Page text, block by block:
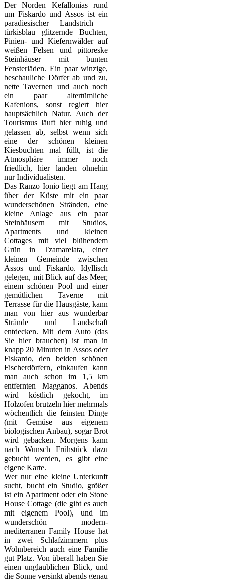
Der Norden Kefallonias rund
um Fiskardo und Assos ist ein
paradiesischer Landstrich –
türkisblau glitzernde Buchten,
Pinien- und Kiefernwälder auf
weißen Felsen und pittoreske
Steinhäuser mit bunten
Fensterläden. Ein paar winzige,
beschauliche Dörfer ab und zu,
nette Tavernen und auch noch
ein paar altertümliche
Kafenions, sonst regiert hier
hauptsächlich Natur. Auch der
Tourismus läuft hier ruhig und
gelassen ab, selbst wenn sich
eine der schönen kleinen
Kiesbuchten mal füllt, ist die
Atmosphäre immer noch
friedlich, hier landen ohnehin
nur Individualisten.
Das Ranzo Ionio liegt am Hang
über der Küste mit ein paar
wunderschönen Stränden, eine
kleine Anlage aus ein paar
Steinhäusern mit Studios,
Apartments und kleinen
Cottages mit viel blühendem
Grün in Tzamarelata, einer
kleinen Gemeinde zwischen
Assos und Fiskardo. Idyllisch
gelegen, mit Blick auf das Meer,
einem schönen Pool und einer
gemütlichen Taverne mit
Terrasse für die Hausgäste, kann
man von hier aus wunderbar
Strände und Landschaft
entdecken. Mit dem Auto (das
Sie hier brauchen) ist man in
knapp 20 Minuten in Assos oder
Fiskardo, den beiden schönen
Fischerdörfern, einkaufen kann
man auch schon im 1,5 km
entfernten Magganos. Abends
wird köstlich gekocht, im
Holzofen brutzeln hier mehrmals
wöchentlich die feinsten Dinge
(mit Gemüse aus eigenem
biologischen Anbau), sogar Brot
wird gebacken. Morgens kann
nach Wunsch Frühstück dazu
gebucht werden, es gibt eine
eigene Karte.
Wer nur eine kleine Unterkunft
sucht, bucht ein Studio, größer
ist ein Apartment oder ein Stone
House Cottage (die gibt es auch
mit eigenem Pool), und im
wunderschön modern-
mediterranen Family House hat
in zwei Schlafzimmern plus
Wohnbereich auch eine Familie
gut Platz. Von überall haben Sie
einen unglaublichen Blick, und
die Sonne versinkt abends genau